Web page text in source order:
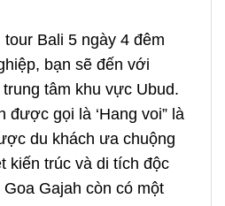
tour Bali 5 ngày 4 đêm
, bạn sẽ đến với
tâm khu vực Ubud.
được gọi là ‘Hang voi” là
du khách ưa chuộng
kiến trúc và di tích độc
Gajah còn có một